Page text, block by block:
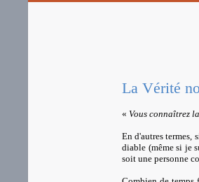
La Vérité
« Vous connaîtrez
En d'autres termes,
diable (même si je
soit une personne